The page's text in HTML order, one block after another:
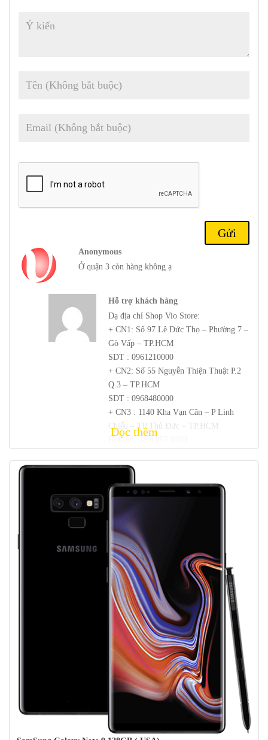
Mua galaxy note 9giá rẻ tại
Chiếc điện thoại này tự hào có một cái nhìn kiểu dáng đẹp và hiện
đại với một khung mỏng nhưng chắc chắn. Kích thước của nó là
161,9 x 76,4 x 8,8 mm và nó nặng 201g, làm cho nó lớn hơn một
và nó là một sự đánh đổi nhỏ cho pin và màn hình lớn hơn.
Các viền tối thiểu, cho phép không gian màn hình lớn hơn và trải
nghiệm xem phong phú hơn. Cho dù bạn đang xem video, chơi
game hay chỉ đơn giản là duyệt web, màn hình của Note 9 mang lại
hình ảnh sắc nét và sắc nét thu hút sự chú ý của bạn.
Các cạnh cong của màn hình không chỉ tăng thêm tính thẩm mỹ cho
điện thoại mà còn nâng cao trải nghiệm người dùng tổng thể.
Đường cong nhẹ giúp bạn thoải mái cầm và điều hướng, đồng thời
mang lại cho thiết bị một cái nhìn hiện đại và tương lai.
Một trong những tính năng nổi bật trong thiết kế của Note 9 là bút
S Pen, được kết nối liền mạch tích hợp vào thân điện thoại. S Pen
không chỉ đóng vai trò như một bút stylus mà còn là một điều
khiển từ xa, cho phép bạn chụp ảnh, điều khiển bài thuyết trình và
điều hướng qua điện thoại chỉ bằng một nút bấm. Vị trí và chức
năng thuận tiện của nó làm cho nó trở thành một bổ sung độc đáo
Anonymous
Ở quận 3 còn hàng không ạ
Hỗ trợ khách hàng
Dạ địa chỉ Shop Vio Store:
+ CN1: Số 97 Lê Đức Thọ – Phường 7 –
Gò Vấp – TP.HCM
SDT : 0961210000
+ CN2: Số 55 Nguyễn Thiện Thuật P.2
Q.3 – TP.HCM
SDT : 0968480000
+ CN3 : 1140 Kha Vạn Cân – P Linh
Chiểu – TP Thủ Đức – TP.HCM
Hotline : 098 855 0203
tại thời điểm mình cần mua ạ
Đọc thêm